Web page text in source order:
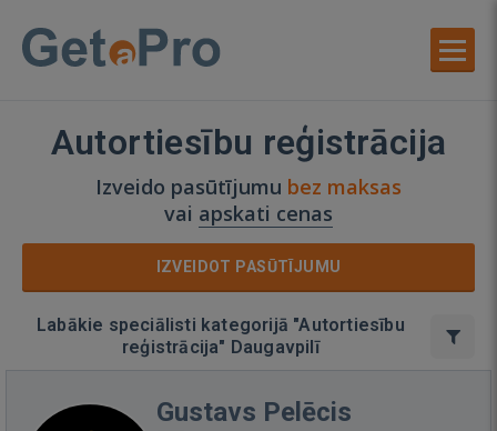
Autortiesību reģistrācija
Izveido pasūtījumu bez maksas
vai apskati cenas
IZVEIDOT PASŪTĪJUMU
Labākie speciālisti kategorijā "Autortiesību
reģistrācija" Daugavpilī
Gustavs Pelēcis